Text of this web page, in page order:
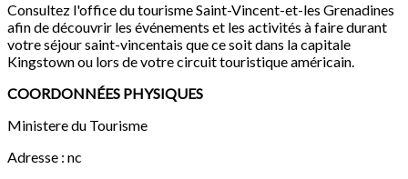
Consultez l'office du tourisme Saint-Vincent-et-les Grenadines
afin de découvrir les événements et les activités à faire durant
votre séjour saint-vincentais que ce soit dans la capitale
Kingstown ou lors de votre circuit touristique américain.
COORDONNÉES PHYSIQUES
Ministere du Tourisme
Adresse : nc